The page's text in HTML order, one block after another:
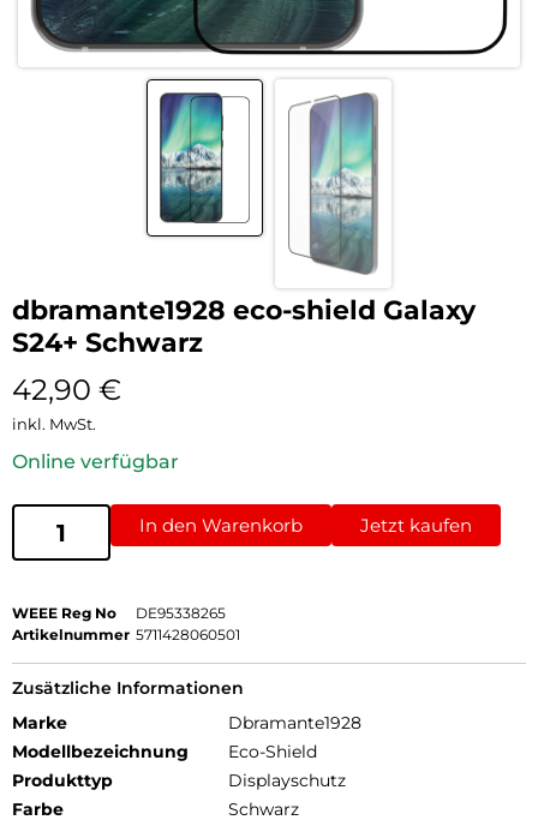
dbramante1928 eco-shield Galaxy
S24+ Schwarz
42,90 €
inkl. MwSt.
Online verfügbar
In den Warenkorb Jetzt kaufen
WEEE Reg No
DE95338265
Artikelnummer 5711428060501
Zusätzliche Informationen
Marke
Dbramante1928
Modellbezeichnung
Eco-Shield
Produkttyp
Displayschutz
Farbe
Schwarz